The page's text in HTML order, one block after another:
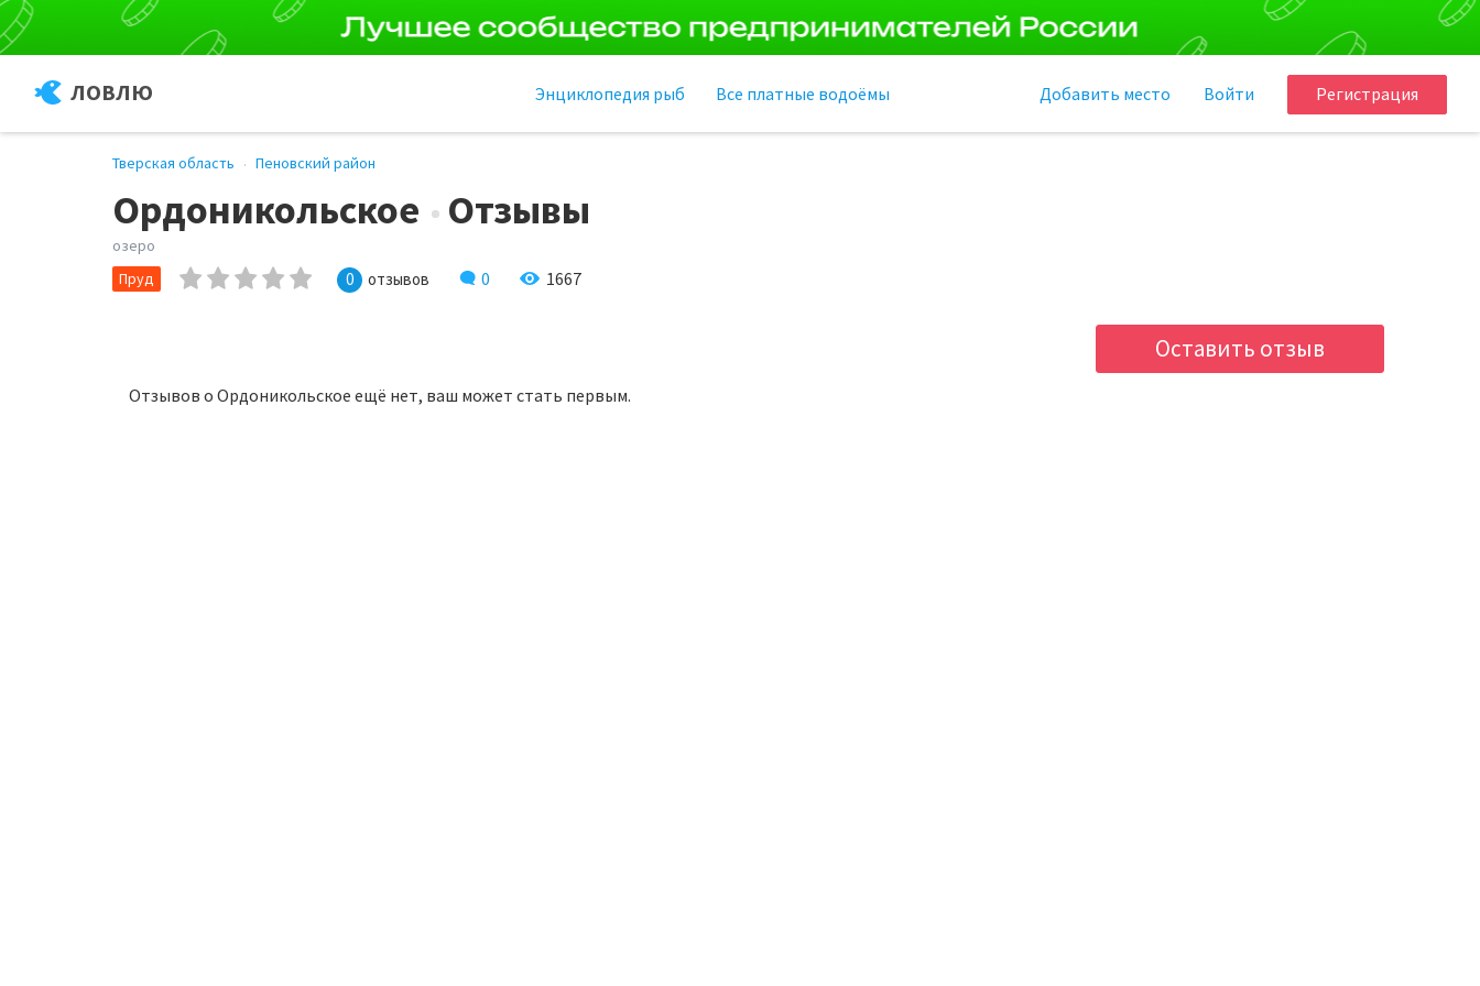
ЛОВЛЮ Регистрация
Войти
Добавить место
Энциклопедия рыб Все платные водоёмы
Тверская область Пеновский район
Ордоникольское Отзывы
озеро
Пруд
0 отзывов 0 1667
Отзывов о Ордоникольское ещё нет, ваш может стать первым.
Оставить отзыв